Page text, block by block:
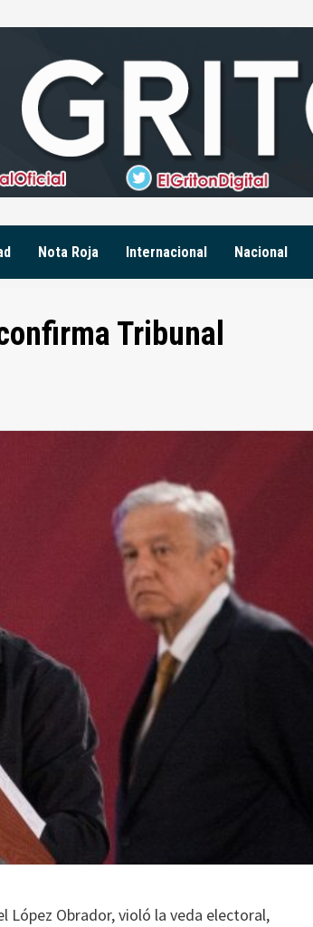
Nota Roja Internacional Nacional
Tribunal
López Obrador, violó la veda electoral,